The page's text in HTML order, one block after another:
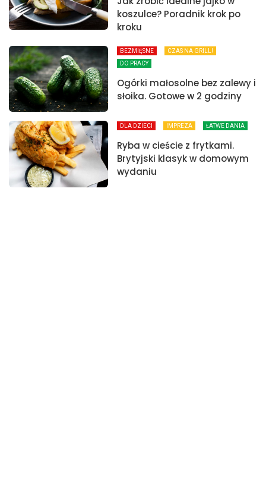
koszulce? Poradnik krok po
kroku
BEZMIĘSNE
CZAS NA GRILL!
DO PRACY
Ogórki małosolne bez zalewy i
słoika. Gotowe w 2 godziny
DLA DZIECI IMPREZA ŁATWE DANIA
Ryba w cieście z frytkami.
Brytyjski klasyk w domowym
wydaniu